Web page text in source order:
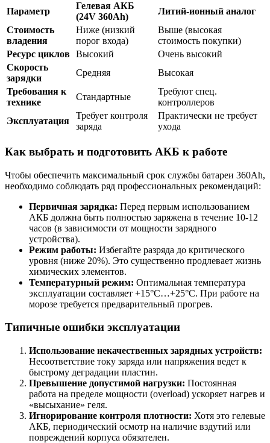
Параметр
Гелевая АКБ
(24V 360Ah)
Литий-ионный аналог
Стоимость
владения
Ниже (низкий
порог входа)
Выше (высокая
стоимость покупки)
Ресурс циклов Высокий
Очень высокий
Скорость
зарядки
Средняя
Высокая
Требования к
технике
Стандартные
Требуют спец.
контроллеров
Эксплуатация
Требует контроля
заряда
Практически не требует
ухода
Как выбрать и подготовить АКБ к работе
Чтобы обеспечить максимальный срок службы батареи 360Ah,
необходимо соблюдать ряд профессиональных рекомендаций:
Первичная зарядка: Перед первым использованием
АКБ должна быть полностью заряжена в течение 10-12
часов (в зависимости от мощности зарядного
устройства).
Режим работы: Избегайте разряда до критического
уровня (ниже 20%). Это существенно продлевает жизнь
химических элементов.
Температурный режим: Оптимальная температура
эксплуатации составляет +15°C…+25°C. При работе на
морозе требуется предварительный прогрев.
Типичные ошибки эксплуатации
Использование некачественных зарядных устройств:
Несоответствие току заряда или напряжения ведет к
быстрому деградации пластин.
Превышение допустимой нагрузки: Постоянная
работа на пределе мощности (overload) ускоряет нагрев и
«высыхание» геля.
Игнорирование контроля плотности: Хотя это гелевые
АКБ, периодический осмотр на наличие вздутий или
повреждений корпуса обязателен.